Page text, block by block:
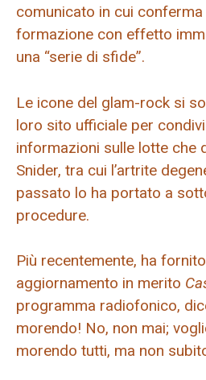
comunicato in cui
formazione con effetto
una “serie di sfide”.
Le icone del glam-rock si
loro sito ufficiale per
informazioni sulle lotte che
Snider, tra cui l’artrite
passato lo ha portato a
procedure.
Più recentemente, ha
aggiornamento in merito
programma radiofonico,
morendo! No, non mai;
morendo tutti, ma non